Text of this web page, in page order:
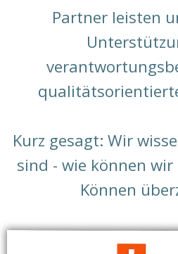
Partner leisten
Kurz gesagt: Wir
sind - wie können wir
Können